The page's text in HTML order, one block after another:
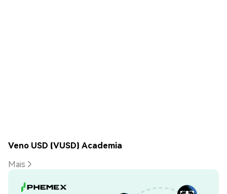
Veno USD (VUSD) Academia
Mais